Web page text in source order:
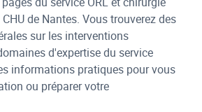
de Nantes. Vous trouverez des
sur les interventions
d'expertise du service
informations pratiques pour vous
ou préparer votre